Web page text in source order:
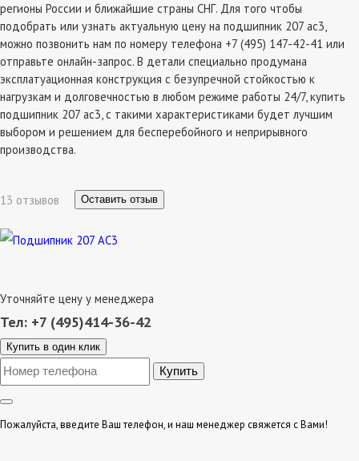
регионы России и ближайшие страны СНГ. Для того чтобы
подобрать или узнать актуальную цену на подшипник 207 ас3,
можно позвонить нам по номеру телефона +7 (495) 147-42-41 или
отправьте онлайн-запрос. В детали специально продумана
эксплатуационная конструкция с безупречной стойкостью к
нагрузкам и долговечностью в любом режиме работы 24/7, купить
подшипник 207 ас3, с такими характеристиками будет лучшим
выбором и решением для бесперебойного и неприрывного
производства.
13 отзывов Оставить отзыв
Уточняйте цену у менеджера
Тел: +7 (495)414-36-42
Купить в один клик
Пожалуйста, введите Ваш телефон, и наш менеджер свяжется с Вами!